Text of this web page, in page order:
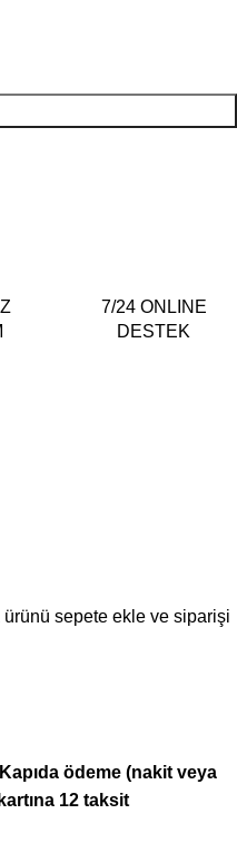
7/24 ONLINE
DESTEK
sepete ekle ve siparişi
Kapıda ödeme (nakit veya
12 taksit